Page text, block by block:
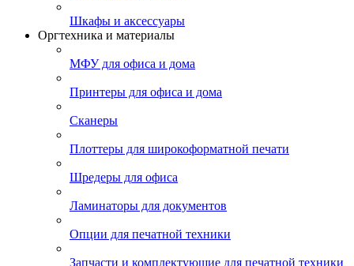
Шкафы и аксессуары
Оргтехника и материалы
МФУ для офиса и дома
Принтеры для офиса и дома
Сканеры
Плоттеры для широкоформатной печати
Шредеры для офиса
Ламинаторы для документов
Опции для печатной техники
Запчасти и комплектующие для печатной техники